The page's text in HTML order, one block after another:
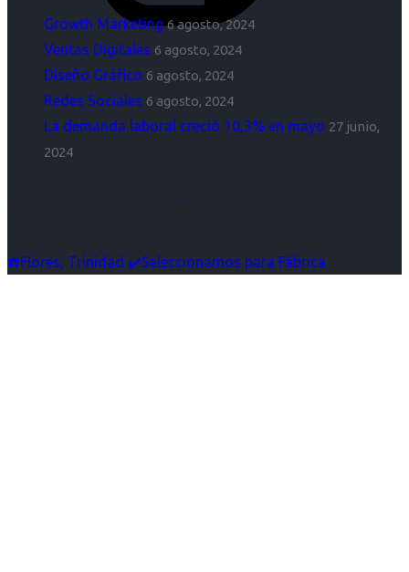
Growth Marketing 6 agosto, 2024
Ventas Digitales 6 agosto, 2024
Diseño Gráfico 6 agosto, 2024
Redes Sociales 6 agosto, 2024
La demanda laboral creció 10,3% en mayo 27 junio,
2024
☎️Flores, Trinidad ✔️Seleccionamos para Fábrica